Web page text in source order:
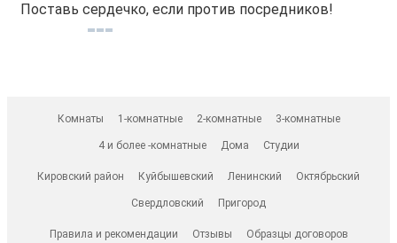
Поставь сердечко, если против посредников!
Комнаты 1-комнатные 2-комнатные 3-комнатные
4 и более -комнатные Дома Студии
Кировский район Куйбышевский Ленинский Октябрьский
Свердловский Пригород
Правила и рекомендации Отзывы Образцы договоров